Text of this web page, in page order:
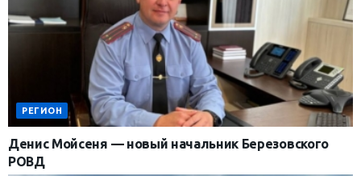
РЕГИОН
Денис Мойсеня — новый начальник Березовского
РОВД